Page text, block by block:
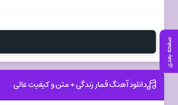
دانلود آهنگ قمار زندگی + متن و کیفیت عالی
صفحه بعدی